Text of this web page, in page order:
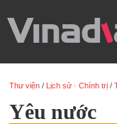
Thư viện / Lịch sử · Chính trị /
Yêu nước